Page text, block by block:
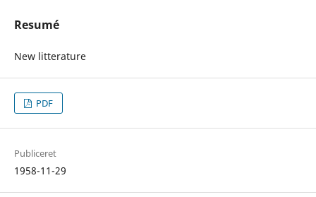
Resumé
New litterature
PDF
Publiceret
1958-11-29